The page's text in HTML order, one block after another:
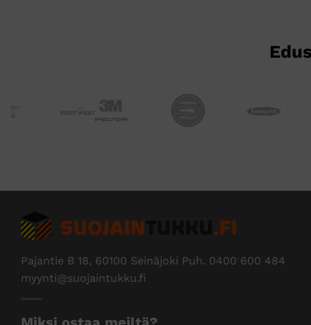
Pajantie B 18, 60100 Seinäjoki Puh. 0400 600 484
myynti@suojaintukku.fi